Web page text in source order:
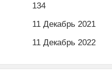
134
11 Декабрь 2021
11 Декабрь 2022